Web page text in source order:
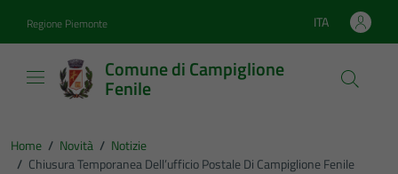
Regione Piemonte Lingua attiva:
ITA
Comune di Campiglione
Fenile
Home / Novità / Notizie
/ Chiusura Temporanea Dell’ufficio Postale Di Campiglione Fenile